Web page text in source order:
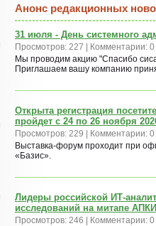
Анонс редакционных
31 июля - День системного
Просмотров: 227 | Комментарии: 0
Мы проводим акцию "Спасибо
Приглашаем вашу компанию
Открыта регистрация
пройдет с 24 по 26 ноября
Просмотров: 229 | Комментарии: 0
Выставка-форум проходит при
«Базис».
Лидеры российской ИТ-
исследований на митапе
Просмотров: 246 | Комментарии: 0